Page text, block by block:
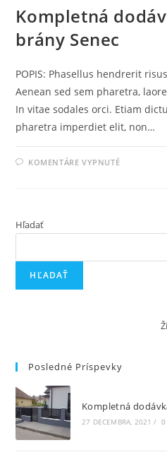
Kompletná
brány Senec
POPIS: Phasellus hendrerit
Aenean sed sem pharetra,
In vitae sodales orci. Etiam
pharetra imperdiet elit, non…
KOMENTÁRE VYPNUTÉ
Hľadať
HĽADAŤ
Posledné Príspevky
Kompletná
27 DECEMBRA, 2021 / 0